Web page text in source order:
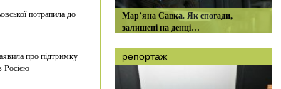
потрапила до
про підтримку
Росією
Мар’яна Савка. Як спогади,
залишені на денці…
репортаж